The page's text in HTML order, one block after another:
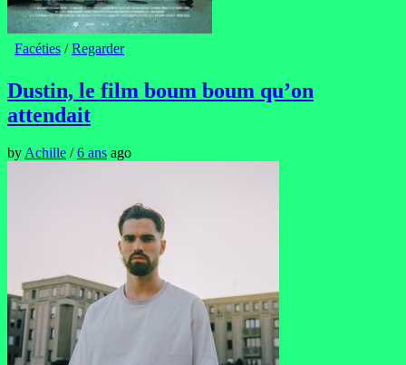
Facéties /Regarder
Dustin, le film boum boum qu’on
attendait
byAchille /6 ans ago